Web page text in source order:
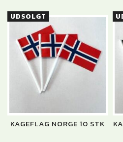
UDSOLGT
KAGEFLAG NORGE 10 STK